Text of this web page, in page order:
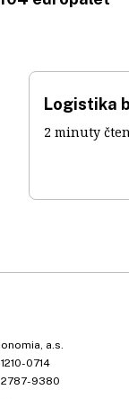
Logistika
2 minuty
a.s.
0714
2787-9380